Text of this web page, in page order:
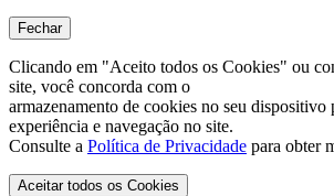
Fechar
Clicando em "Aceito todos os Cookies" ou
site, você concorda com o
armazenamento de cookies no seu dispositivo
experiência e navegação no site.
Consulte a Política de Privacidade para obter
Aceitar todos os Cookies